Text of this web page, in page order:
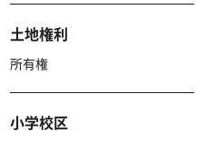
土地権利
所有権
小学校区